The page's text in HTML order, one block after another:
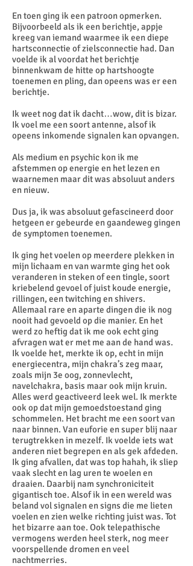
En toen ging ik een patroon opmerken.
Bijvoorbeeld als ik een berichtje, appje
kreeg van iemand waarmee ik een diepe
hartsconnectie of zielsconnectie had. Dan
voelde ik al voordat het berichtje
binnenkwam de hitte op hartshoogte
toenemen en pling, dan opeens was er een
berichtje.
Ik weet nog dat ik dacht…wow, dit is bizar.
Ik voel me een soort antenne, alsof ik
opeens inkomende signalen kan opvangen.
Als medium en psychic kon ik me
afstemmen op energie en het lezen en
waarnemen maar dit was absoluut anders
en nieuw.
Dus ja, ik was absoluut gefascineerd door
hetgeen er gebeurde en gaandeweg gingen
de symptomen toenemen.
Ik ging het voelen op meerdere plekken in
mijn lichaam en van warmte ging het ook
veranderen in steken of een tingle, soort
kriebelend gevoel of juist koude energie,
rillingen, een twitching en shivers.
Allemaal rare en aparte dingen die ik nog
nooit had gevoeld op die manier. En het
werd zo heftig dat ik me ook echt ging
afvragen wat er met me aan de hand was.
Ik voelde het, merkte ik op, echt in mijn
energiecentra, mijn chakra’s zeg maar,
zoals mijn 3e oog, zonnevlecht,
navelchakra, basis maar ook mijn kruin.
Alles werd geactiveerd leek wel. Ik merkte
ook op dat mijn gemoedstoestand ging
schommelen. Het bracht me een soort van
naar binnen. Van euforie en super blij naar
terugtrekken in mezelf. Ik voelde iets wat
anderen niet begrepen en als gek afdeden.
Ik ging afvallen, dat was top hahah, ik sliep
vaak slecht en lag uren te woelen en
draaien. Daarbij nam synchroniciteit
gigantisch toe. Alsof ik in een wereld was
beland vol signalen en signs die me lieten
voelen en zien welke richting juist was. Tot
het bizarre aan toe. Ook telepathische
vermogens werden heel sterk, nog meer
voorspellende dromen en veel
nachtmerries.